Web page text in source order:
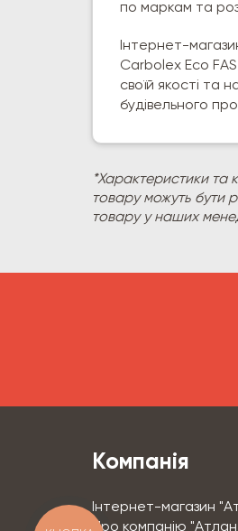
по маркам та
Інтернет-
Carbolex Eco
своїй якості та
будівельного
*Характеристики та
товару можуть бути
товару у наших
Компанія
Інтернет-магазин
Про компанію